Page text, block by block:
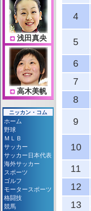
4
5
6
7
8
9
10
11
12
13
浅田真央
高木美帆
ニッカン・コム
ホーム
野球
ＭＬＢ
サッカー
サッカー日本代表
海外サッカー
スポーツ
ゴルフ
モータースポーツ
格闘技
競馬